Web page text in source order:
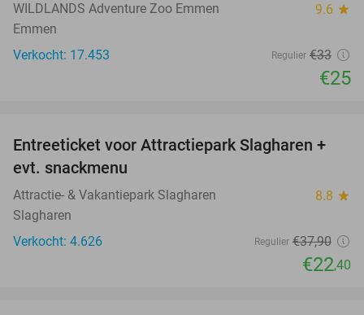
WILDLANDS Adventure Zoo Emmen 9.6 star
Emmen
Verkocht: 17.453
Regulier €33
€25
41%
Entreeticket voor Attractiepark Slagharen +
evt. snackmenu
Attractie- & Vakantiepark Slagharen 8.8 star
Slagharen
Verkocht: 4.626
Regulier €37,90
€22,40